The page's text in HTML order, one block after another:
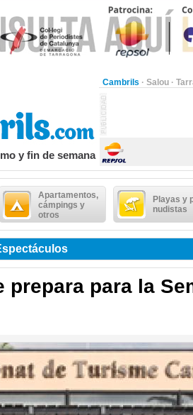
Cambrils · Salou ·
y fin de semana
Apartamentos,
cámpings y
otros
Playas y
nudistas
prepara para la